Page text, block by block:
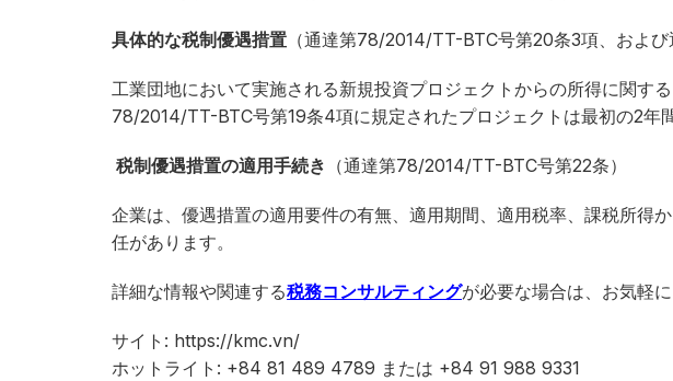
具体的な税制優遇措置 （通達第78/2014/TT-BTC号第20条3項、およ
工業団地において実施される新規投資プロジェクトからの所得に関す
78/2014/TT-BTC号第19条4項に規定されたプロジェクトは最初の2年
税制優遇措置の適用手続き （通達第78/2014/TT-BTC号第22条）
企業は、優遇措置の適用要件の有無、適用期間、適用税率、課税所得
任があります。
詳細な情報や関連する税務コンサルティングが必要な場合は、お気軽
サイト: https://kmc.vn/
ホットライト: +84 81 489 4789 または +84 91 988 9331